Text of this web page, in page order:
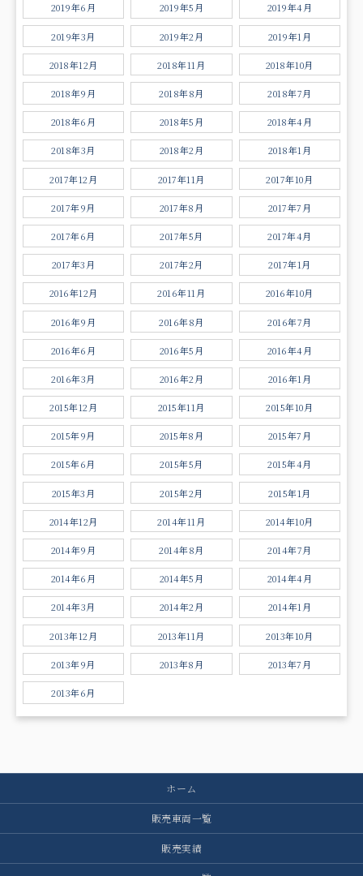
2019年6月 2019年5月 2019年4月
2019年3月 2019年2月 2019年1月
2018年12月 2018年11月 2018年10月
2018年9月 2018年8月 2018年7月
2018年6月 2018年5月 2018年4月
2018年3月 2018年2月 2018年1月
2017年12月 2017年11月 2017年10月
2017年9月 2017年8月 2017年7月
2017年6月 2017年5月 2017年4月
2017年3月 2017年2月 2017年1月
2016年12月 2016年11月 2016年10月
2016年9月 2016年8月 2016年7月
2016年6月 2016年5月 2016年4月
2016年3月 2016年2月 2016年1月
2015年12月 2015年11月 2015年10月
2015年9月 2015年8月 2015年7月
2015年6月 2015年5月 2015年4月
2015年3月 2015年2月 2015年1月
2014年12月 2014年11月 2014年10月
2014年9月 2014年8月 2014年7月
2014年6月 2014年5月 2014年4月
2014年3月 2014年2月 2014年1月
2013年12月 2013年11月 2013年10月
2013年9月 2013年8月 2013年7月
2013年6月
ホーム
販売車両一覧
販売実績